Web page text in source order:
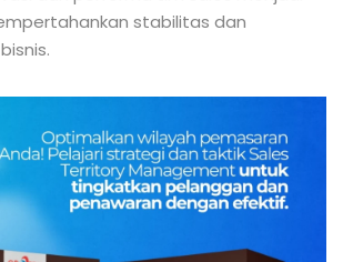
stabilitas dan